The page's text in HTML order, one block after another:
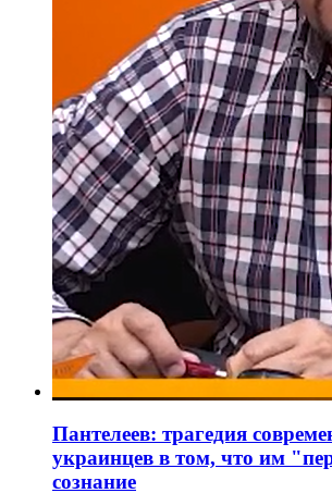
Пантелеев: трагедия
украинцев в том, что им
сознание